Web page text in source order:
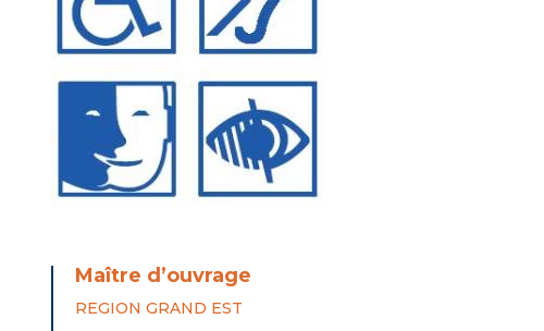
Maître d’ouvrage
REGION GRAND EST